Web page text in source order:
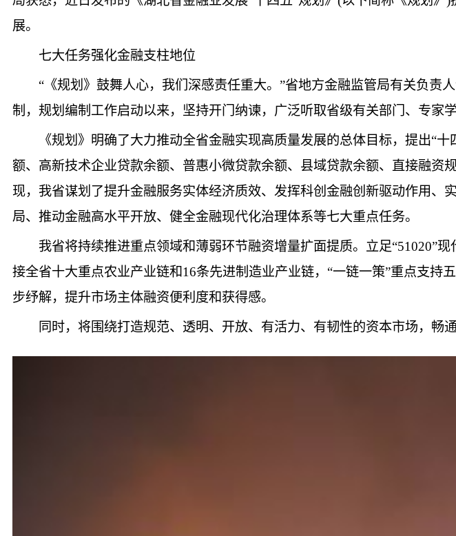
展。
七大任务强化金融支柱地位
“《规划》鼓舞人心，我们深感责任重大。”省地方金融监管局有关负
制，规划编制工作启动以来，坚持开门纳谏，广泛听取省级有关部门、专家
《规划》明确了大力推动全省金融实现高质量发展的总体目标，提出“
额、高新技术企业贷款余额、普惠小微贷款余额、县域贷款余额、直接融
现，我省谋划了提升金融服务实体经济质效、发挥科创金融创新驱动作用
局、推动金融高水平开放、健全金融现代化治理体系等七大重点任务。
我省将持续推进重点领域和薄弱环节融资增量扩面提质。立足“51020”
接全省十大重点农业产业链和16条先进制造业产业链，“一链一策”重点支
步纾解，提升市场主体融资便利度和获得感。
同时，将围绕打造规范、透明、开放、有活力、有韧性的资本市场，畅